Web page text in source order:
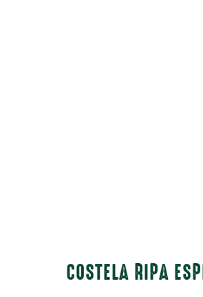
COSTELA RIPA